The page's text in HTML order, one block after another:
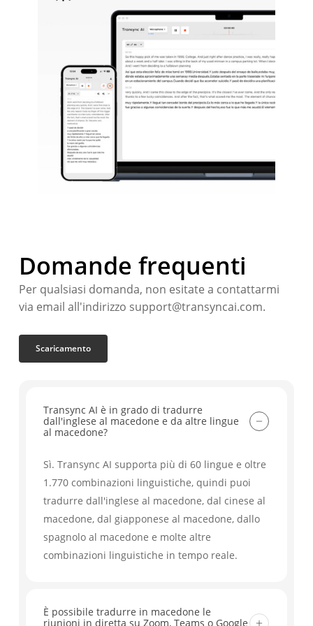
Domande frequenti
Per qualsiasi domanda, non esitate a contattarmi
via email all'indirizzo support@transyncai.com.
Scaricamento
Transync AI è in grado di tradurre
dall'inglese al macedone e da altre lingue
al macedone?
Sì. Transync AI supporta più di 60 lingue e oltre
1.770 combinazioni linguistiche, quindi puoi
tradurre dall'inglese al macedone, dal cinese al
macedone, dal giapponese al macedone, dallo
spagnolo al macedone e molte altre
combinazioni linguistiche in tempo reale.
È possibile tradurre in macedone le
riunioni in diretta su Zoom, Teams o Google